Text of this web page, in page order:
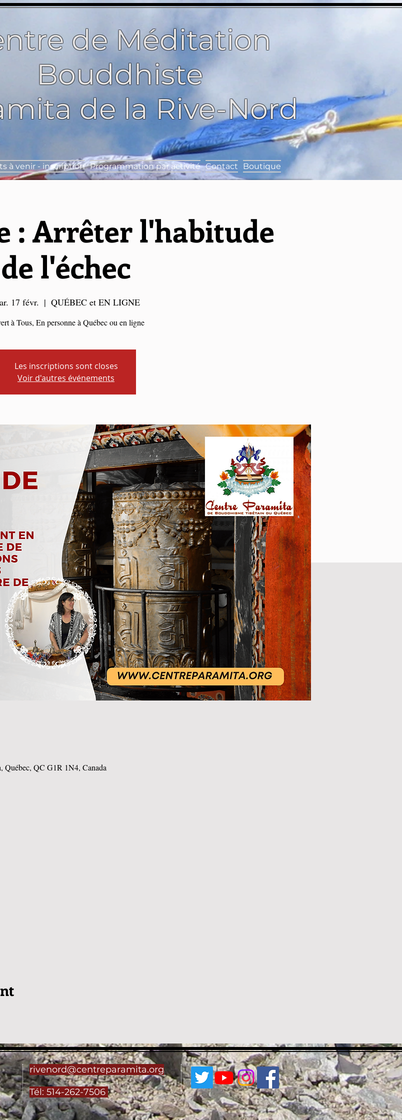
de Méditation
Bouddhiste
de la Rive-Nord
à venir - inscription Programmation par activité Contact Boutique
: Arrêter l'habitude
de l'échec
17 févr.
  |
QUÉBEC et EN LIGNE
à Tous, En personne à Québec ou en ligne
Les inscriptions sont closes
Voir d'autres événements
QC G1R 1N4, Canada
rivenord@centreparamita.org
Tél: 514-262-7506